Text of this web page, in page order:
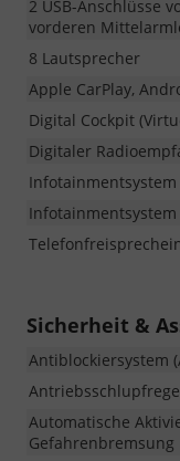
2 USB-Anschlüsse
vorderen
8 Lautsprecher
Apple CarPlay,
Digital Cockpit
Digitaler
Infotainmentsystem
Infotainmentsystem
Sicherheit &
Antiblockiersystem
Automatische
Gefahrenbremsung